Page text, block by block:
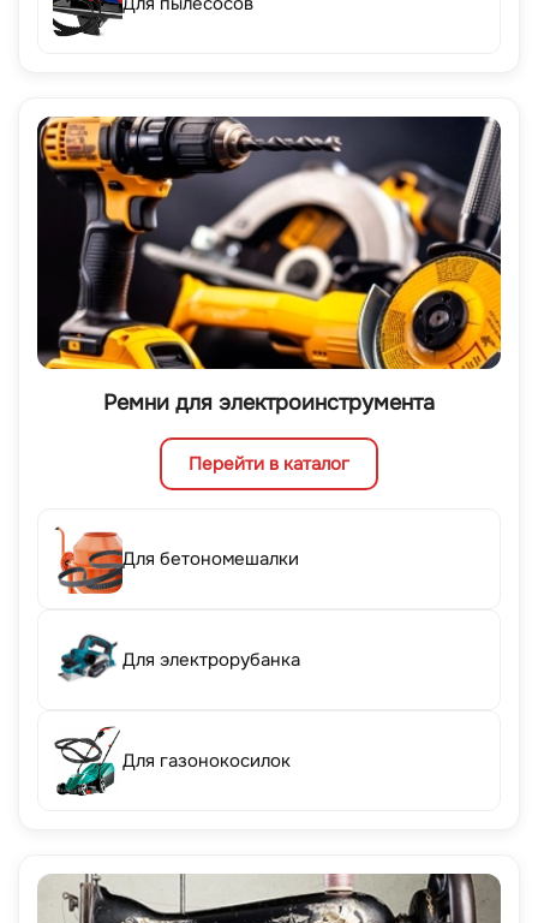
Ремни для электроинструмента
Перейти в каталог
Для бетономешалки
Для электрорубанка
Для газонокосилок